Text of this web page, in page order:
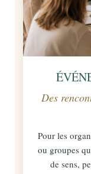
Des
Pour les
ou groupes
de sens,